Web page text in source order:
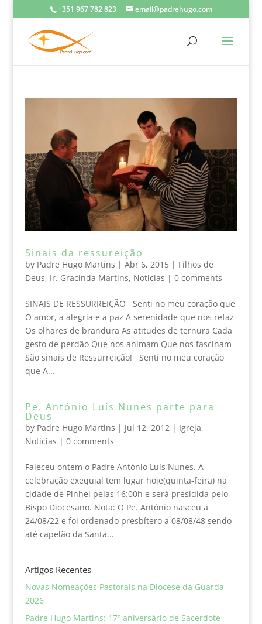
+351 967 782 823 email@padrehugo.com
Sinais da ressureição
by Padre Hugo Martins | Abr 6, 2015| Filhos de
Deus, Ir. Gracinda Martins, Noticias | 0 comments
SINAIS DE RESSURREIÇÃO Senti no meu coração que
O amor, a alegria e a paz A serenidade que nos refaz
Os olhares de brandura As atitudes de ternura Cada
gesto de perdão Que nos animam Que nos fascinam
São sinais de Ressurreição! Senti no meu coração
que A...
Pe. António Luís Nunes parte para
Deus
by Padre Hugo Martins | Jul 12, 2012 | Igreja,
Noticias | 0 comments
Faleceu ontem o Padre António Luís Nunes. A
celebração exequial tem lugar hoje(quinta-feira) na
cidade de Pinhel pelas 16:00h e será presidida pelo
Bispo Diocesano. Nota: O Pe. António nasceu a
24/08/22 e foi ordenado presbítero a 08/08/48 sendo
até capelão da Santa...
Artigos Recentes
Novas Nomeações Pastorais na Diocese da Guarda –
2026
Padre Hugo Martins: 17º aniversário de Sacerdote